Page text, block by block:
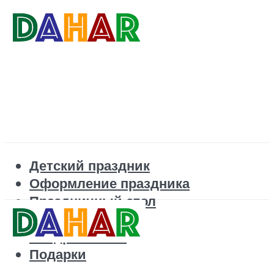
Детский праздник
Оформление праздника
Праздничный стол
Корпоратив
Поздравления
Подарки